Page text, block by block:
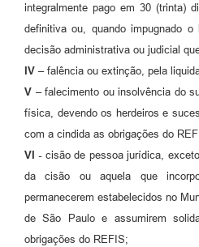
integralmente pago em 30 (trinta)
definitiva ou, quando impugnado
decisão administrativa ou judicial
IV –falência ou extinção, pela
V –falecimento ou insolvência do
física, devendo os herdeiros e
com a cindida as obrigações do
VI -cisão de pessoa jurídica,
da cisão ou aquela que
permanecerem estabelecidos no
de São Paulo e assumirem
obrigações do REFIS;